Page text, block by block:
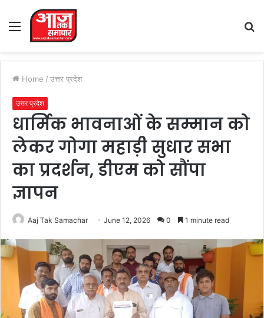
Menu
Home / उत्तर प्रदेश
उत्तर प्रदेश
धार्मिक भावनाओं के सम्मान को
लेकर गोगा महाड़ी सुधार सभा
का प्रदर्शन, डीएम को सौंपा
ज्ञापन
Aaj Tak Samachar June 12, 2026 0 1 minute read